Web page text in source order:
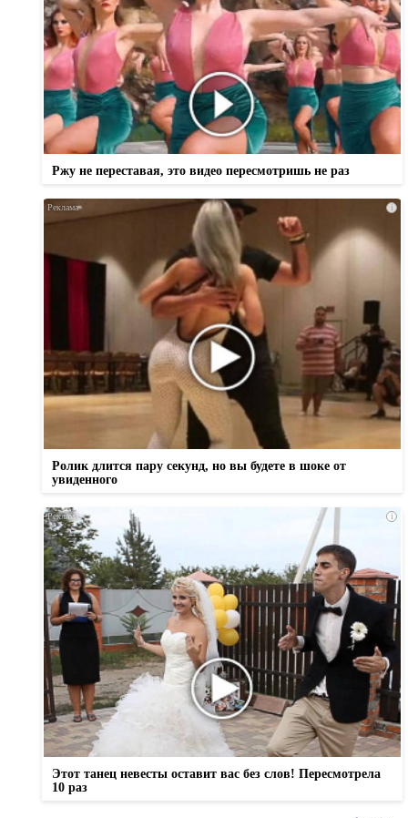
Ржу не переставая, это видео пересмотришь не раз
i
Ролик длится пару секунд, но вы будете в шоке от
увиденного
i
Этот танец невесты оставит вас без слов! Пересмотрела
10 раз